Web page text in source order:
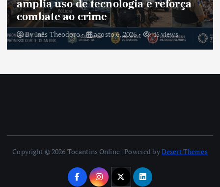
amplia uso de tecnologia e reforça
combate ao crime
ByInês Theodoro agosto 6, 2026 45 views
Copyright © 2026 Tocantins Online | Powered byDesert Themes